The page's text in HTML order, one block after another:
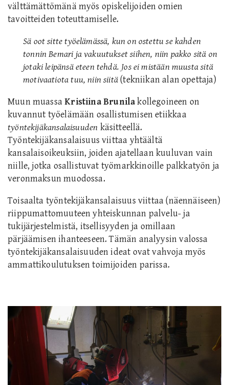
välttämättömänä myös opiskelijoiden omien
tavoitteiden toteuttamiselle.
Sä oot sitte työelämässä, kun on ostettu se kahden
tonnin Bemari ja vakuutukset siihen, niin pakko sitä on
jotaki leipänsä eteen tehdä. Jos ei mistään muusta sitä
motivaatiota tuu, niin siitä(tekniikan alan opettaja)
Muun muassaKristiina Brunilakollegoineen on
kuvannut työelämään osallistumisen etiikkaa
työntekijäkansalaisuuden käsitteellä.
Työntekijäkansalaisuus viittaa yhtäältä
kansalaisoikeuksiin, joiden ajatellaan kuuluvan vain
niille, jotka osallistuvat työmarkkinoille palkkatyön ja
veronmaksun muodossa.
Toisaalta työntekijäkansalaisuus viittaa (näennäiseen)
riippumattomuuteen yhteiskunnan palvelu- ja
tukijärjestelmistä, itsellisyyden ja omillaan
pärjäämisen ihanteeseen. Tämän analyysin valossa
työntekijäkansalaisuuden ideat ovat vahvoja myös
ammattikoulutuksen toimijoiden parissa.